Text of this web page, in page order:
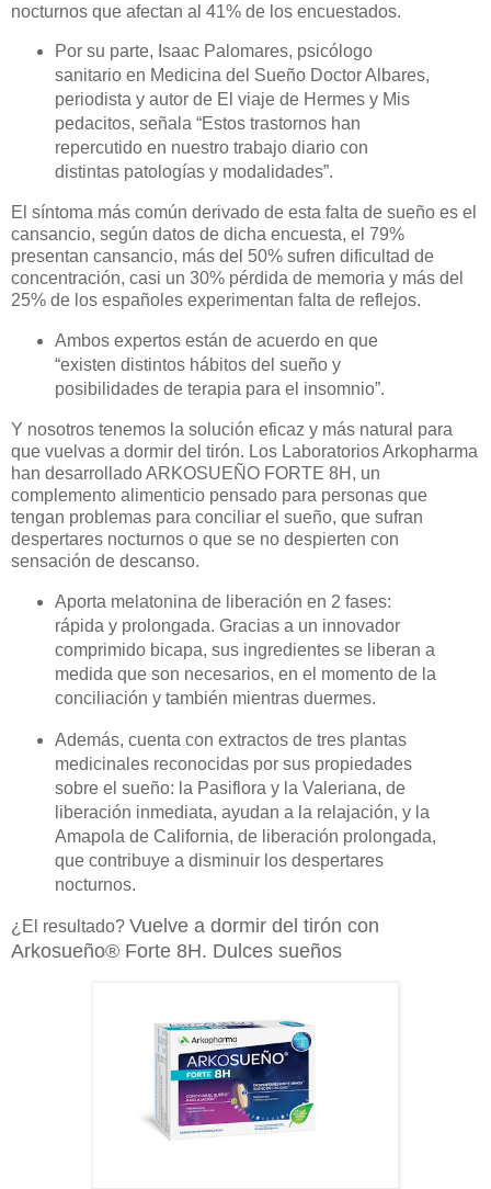
nocturnos que afectan al 41% de los encuestados.
Por su parte, Isaac Palomares, psicólogo
sanitario en Medicina del Sueño Doctor Albares,
periodista y autor de El viaje de Hermes y Mis
pedacitos, señala “Estos trastornos han
repercutido en nuestro trabajo diario con
distintas patologías y modalidades”.
El síntoma más común derivado de esta falta de sueño es el
cansancio, según datos de dicha encuesta, el 79%
presentan cansancio, más del 50% sufren dificultad de
concentración, casi un 30% pérdida de memoria y más del
25% de los españoles experimentan falta de reflejos.
Ambos expertos están de acuerdo en que
“existen distintos hábitos del sueño y
posibilidades de terapia para el insomnio”.
Y nosotros tenemos la solución eficaz y más natural para
que vuelvas a dormir del tirón. Los Laboratorios Arkopharma
han desarrollado ARKOSUEÑO FORTE 8H, un
complemento alimenticio pensado para personas que
tengan problemas para conciliar el sueño, que sufran
despertares nocturnos o que se no despierten con
sensación de descanso.
Aporta melatonina de liberación en 2 fases:
rápida y prolongada. Gracias a un innovador
comprimido bicapa, sus ingredientes se liberan a
medida que son necesarios, en el momento de la
conciliación y también mientras duermes.
Además, cuenta con extractos de tres plantas
medicinales reconocidas por sus propiedades
sobre el sueño: la Pasiflora y la Valeriana, de
liberación inmediata, ayudan a la relajación, y la
Amapola de California, de liberación prolongada,
que contribuye a disminuir los despertares
nocturnos.
¿El resultado? Vuelve a dormir del tirón con
Arkosueño® Forte 8H. Dulces sueños